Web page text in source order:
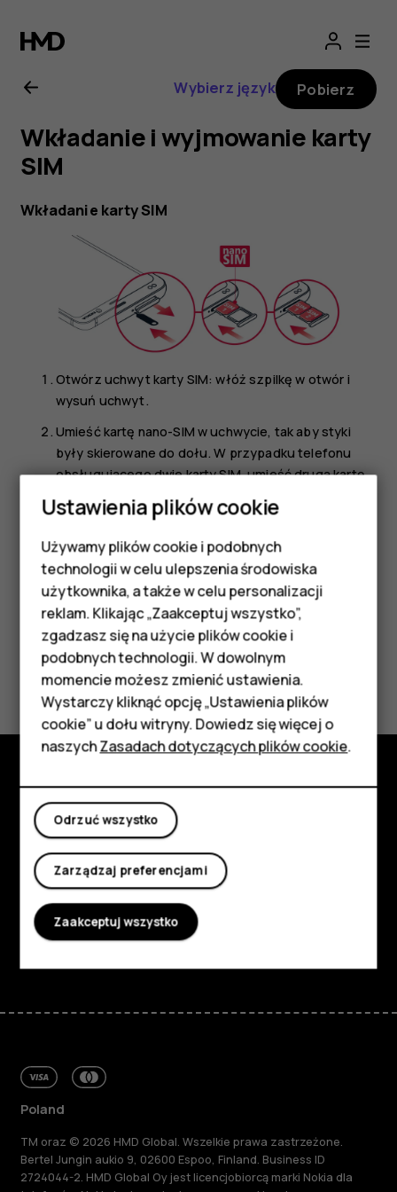
Instrukcja
obsługi
telefonu
Nokia
9
PureView
Smartfony
Telefony z funkcjami
podstawowymi
Akcesoria
HMD Terra M
Tablety
Moje konto
Wybierz język Pobierz
Wkładanie i wyjmowanie karty
SIM
Wkładanie karty SIM
Otwórz uchwyt karty SIM: włóż szpilkę w otwór i
wysuń uchwyt.
Umieść kartę nano-SIM w uchwycie, tak aby styki
były skierowane do dołu. W przypadku telefonu
obsługującego dwie karty SIM, umieść drugą kartę
SIM w gnieździe 2, tak aby styki były skierowane do
dołu.
Wsuń uchwyt z powrotem do gniazda.
Czy te informacje były pomocne?
Tak Nie
Poznaj
Informacje
Planet and people
Wsparcie
FacebookInstagram
TiktokYoutube
Poland
TM oraz © 2026 HMD Global. Wszelkie prawa zastrzeżone.
Bertel Jungin aukio 9, 02600 Espoo, Finland. Business ID
2724044-2. HMD Global Oy jest licencjobiorcą marki Nokia dla
Ustawienia plików cookie
Używamy plików cookie i podobnych
technologii w celu ulepszenia środowiska
użytkownika, a także w celu personalizacji
reklam. Klikając „Zaakceptuj wszystko”,
zgadzasz się na użycie plików cookie i
podobnych technologii. W dowolnym
momencie możesz zmienić ustawienia.
Wystarczy kliknąć opcję „Ustawienia plików
cookie” u dołu witryny. Dowiedz się więcej o
naszychZasadach dotyczących plików cookie.
Odrzuć wszystko
Zarządzaj preferencjami
Zaakceptuj wszystko